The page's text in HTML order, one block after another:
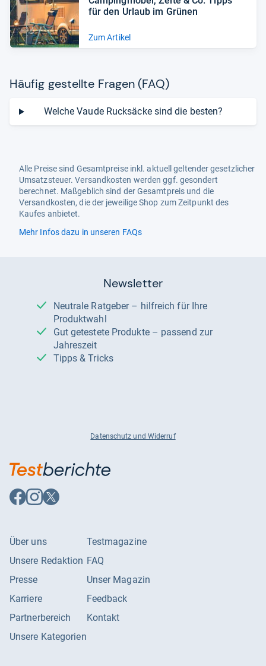
für den Urlaub im Grü­nen
Zum Artikel
Häu­fig gestellte Fra­gen (FAQ)
Welche Vaude Rucksäcke sind die besten?
Alle Preise sind Gesamtpreise inkl. aktuell geltender gesetzlicher
Umsatzsteuer. Versandkosten werden ggf. gesondert
berechnet. Maßgeblich sind der Gesamtpreis und die
Versandkosten, die der jeweilige Shop zum Zeitpunkt des
Kaufes anbietet.
Mehr Infos dazu in unseren FAQs
Newsletter
Neutrale Ratgeber – hilfreich für Ihre
Produktwahl
Gut getestete Produkte – passend zur
Jahreszeit
Tipps & Tricks
Datenschutz und Widerruf
Auf
Facebook
Auf
Instagram
Auf
X
Über uns
Unsere Redaktion
Presse
Karriere
Partnerbereich
Unsere Kategorien
Testmagazine
FAQ
Unser Magazin
Feedback
Kontakt